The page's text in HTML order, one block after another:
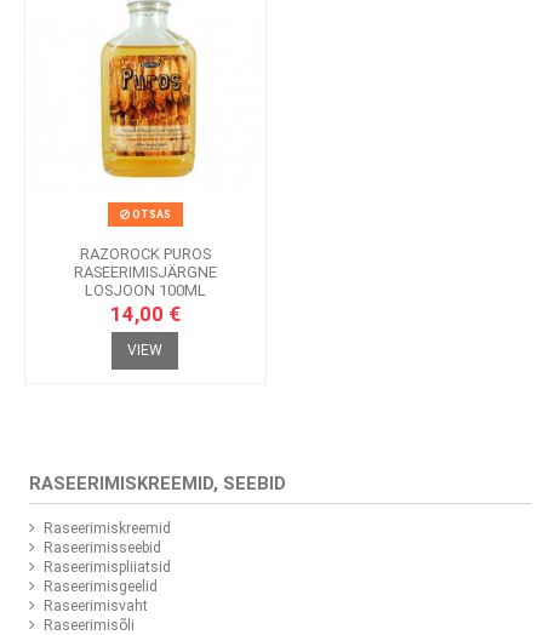
OTSAS
RAZOROCK PUROS
RASEERIMISJÄRGNE
LOSJOON 100ML
14,00 €
VIEW
RASEERIMISKREEMID, SEEBID
Raseerimiskreemid
Raseerimisseebid
Raseerimispliiatsid
Raseerimisgeelid
Raseerimisvaht
Raseerimisõli